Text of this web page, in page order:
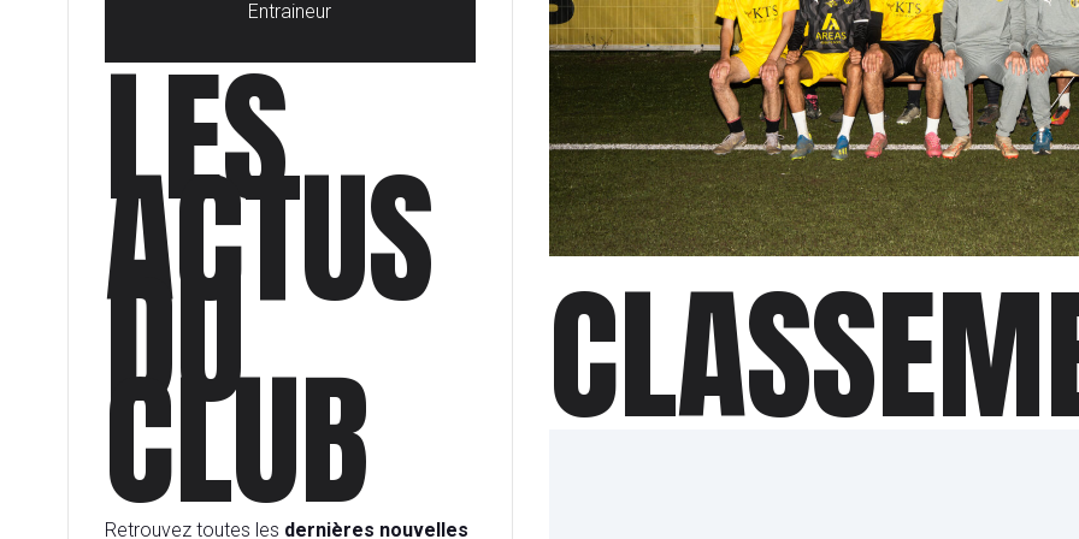
Entraineur
LES
ACTUS
DU
CLUB
Retrouvez toutes les dernières nouvelles